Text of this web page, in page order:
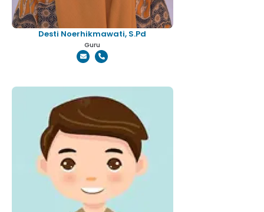
Desti Noerhikmawati, S.Pd
Guru